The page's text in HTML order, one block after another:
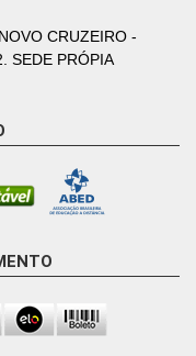
CRUZEIRO -
SEDE PRÓPIA